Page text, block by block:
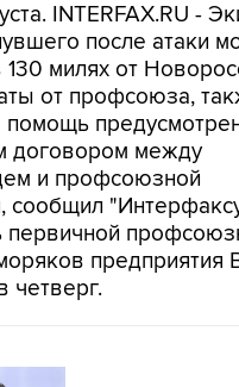
INTERFAX.RU -
после атаки
милях от
от профсоюза,
помощь
договором между
и профсоюзной
сообщил
первичной
предприятия
четверг.